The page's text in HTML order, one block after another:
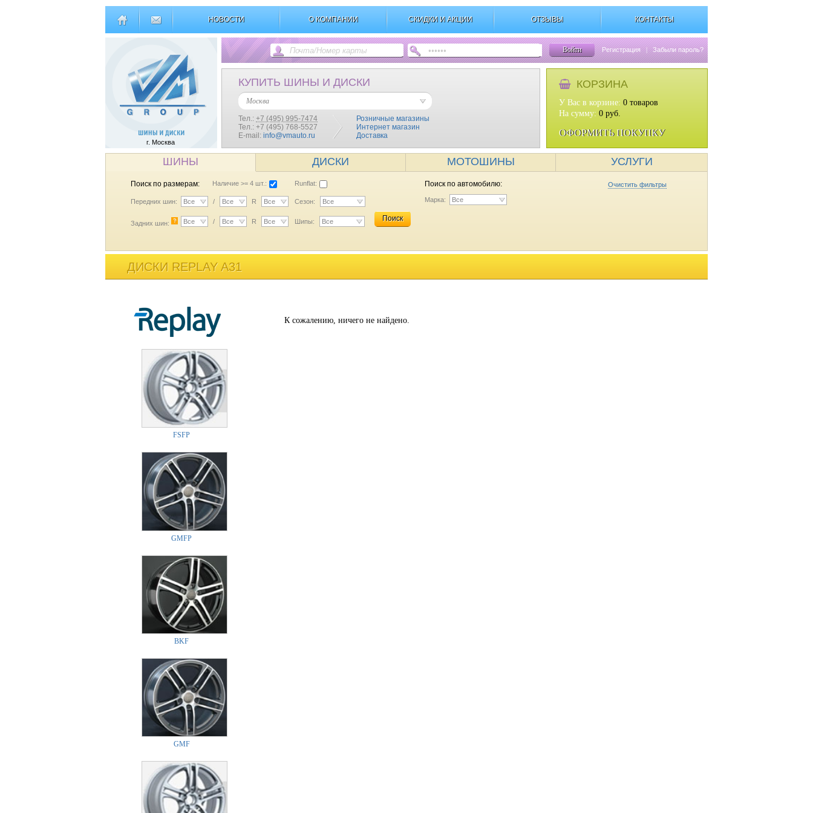
НОВОСТИ О КОМПАНИИ СКИДКИ И АКЦИИ ОТЗЫВЫ КОНТАКТЫ
г. Москва
Войти Регистрация | Забыли пароль?
КУПИТЬ ШИНЫ И ДИСКИ
Москва
Тел.: +7 (495) 995-7474
Тел.: +7 (495) 768-5527
E-mail: info@vmauto.ru
Розничные магазины
Интернет магазин
Доставка
КОРЗИНА
У Вас в корзине: 0 товаров
На сумму: 0 руб.
ОФОРМИТЬ ПОКУПКУ
ШИНЫ ДИСКИ МОТОШИНЫ УСЛУГИ
Поиск по размерам: Наличие >= 4 шт.: Runflat:
Передних шин: Все / Все R Все Сезон: Все
Задних шин: ? Все / Все R Все Шипы: Все Поиск
Поиск по автомобилю: Очистить фильтры
Марка: Все
ДИСКИ REPLAY A31
FSFP
GMFP
BKF
GMF
К сожалению, ничего не найдено.